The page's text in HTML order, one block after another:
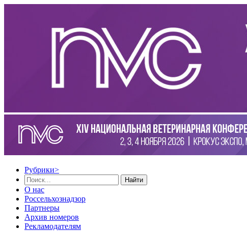
Рубрики>
Найти
О нас
Россельхознадзор
Партнеры
Архив номеров
Рекламодателям